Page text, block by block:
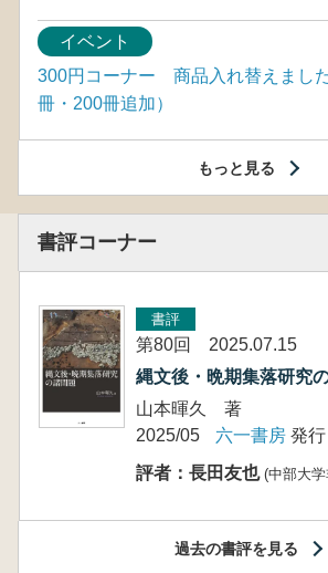
イベント
300円コーナー 商品入れ替えまし
冊・200冊追加）
もっと見る
書評コーナー
書評
第80回 2025.07.15
縄文後・晩期集落研究
山本暉久 著
2025/05
六一書房 発行
評者：長田友也 (中部大
過去の書評を見る